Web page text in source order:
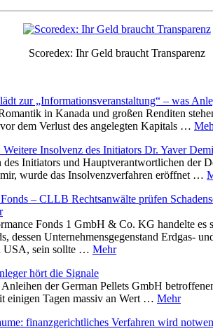
Scoredex: Ihr Geld braucht Transparenz
zur „Informationsveranstaltung“ – was
in Kanada und großen Renditen
dem Verlust des angelegten Kapitals …
Insolvenz des Initiators Dr. Yaver
des Initiators und Hauptverantwortlichen der
wurde das Insolvenzverfahren eröffnet …
– CLLB Rechtsanwälte prüfen
Fonds 1 GmbH & Co. KG handelte es
dessen Unternehmensgegenstand Erdgas-
USA, sein sollte … Mehr
hört die Signale
der German Pellets GmbH
einigen Tagen massiv an Wert … Mehr
finanzgerichtliches Verfahren wird